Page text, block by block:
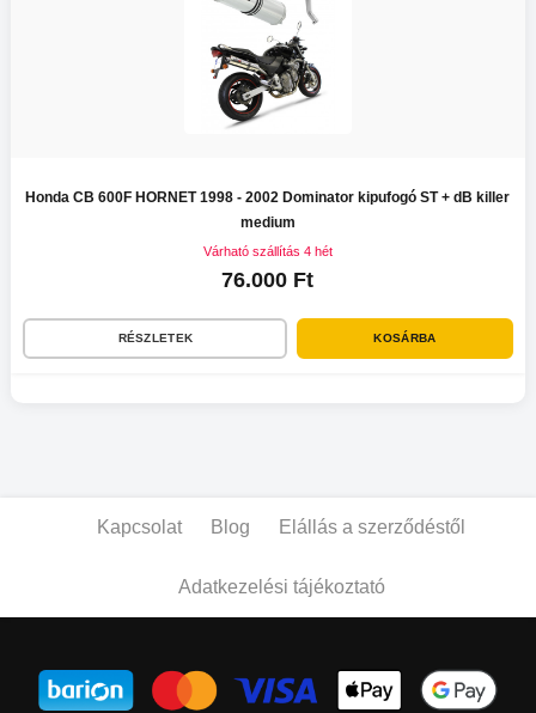
Honda CB 600F HORNET 1998 - 2002 Dominator kipufogó ST + dB killer
medium
Várható szállítás 4 hét
76.000 Ft
RÉSZLETEK KOSÁRBA
Kapcsolat Blog Elállás a szerződéstől
Adatkezelési tájékoztató